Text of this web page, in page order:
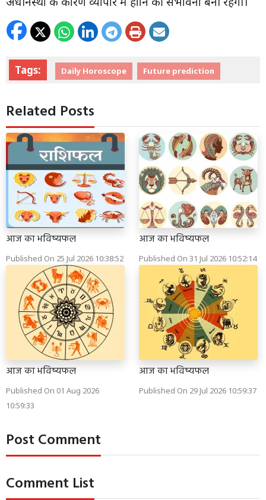
Tags: Daily Horoscope Future prediction
Related Posts
आज का भविष्यफल
Published On 25 Jul 2026 10:38:52
आज का भविष्यफल
Published On 31 Jul 2026 10:52:14
आज का भविष्यफल
Published On 01 Aug 2026
10:59:33
आज का भविष्यफल
Published On 29 Jul 2026 10:59:37
Post Comment
Comment List